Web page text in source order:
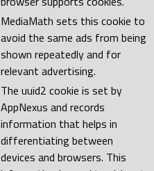
MediaMath sets this cookie to
avoid the same ads from being
shown repeatedly and for
relevant advertising.
The uuid2 cookie is set by
AppNexus and records
information that helps in
differentiating between
devices and browsers. This